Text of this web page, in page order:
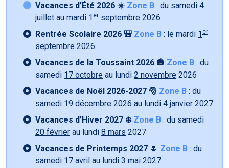
Vacances d’Été 2026 ☀️ Zone B : du samedi 4
juillet au mardi 1 er septembre 2026
Rentrée Scolaire 2026 🎒 Zone B : le mardi 1 er
septembre 2026
Vacances de la Toussaint 2026 🎃 Zone B : du
samedi 17 octobre au lundi 2 novembre 2026
Vacances de Noël 2026-2027 🎅 Zone B : du
samedi 19 décembre 2026 au lundi 4 janvier 2027
Vacances d’Hiver 2027 ❄️ Zone B : du samedi
20 février au lundi 8 mars 2027
Vacances de Printemps 2027 🌷 Zone B : du
samedi 17 avril au lundi 3 mai 2027